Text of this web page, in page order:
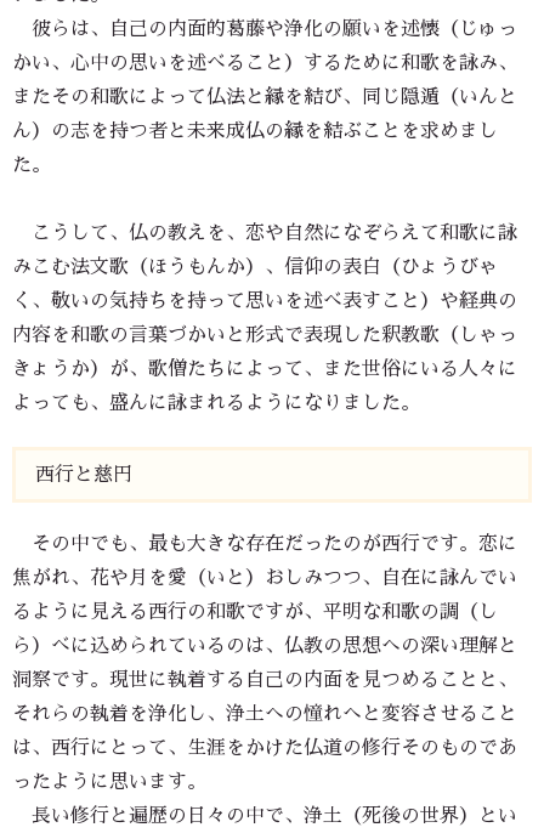
彼らは、自己の内面的葛藤や浄化の願いを述懐（じゅっ
かい、心中の思いを述べること）するために和歌を詠み、
またその和歌によって仏法と縁を結び、同じ隠遁（いんと
ん）の志を持つ者と未来成仏の縁を結ぶことを求めまし
た。
こうして、仏の教えを、恋や自然になぞらえて和歌に詠
みこむ法文歌（ほうもんか）、信仰の表白（ひょうびゃ
く、敬いの気持ちを持って思いを述べ表すこと）や経典の
内容を和歌の言葉づかいと形式で表現した釈教歌（しゃっ
きょうか）が、歌僧たちによって、また世俗にいる人々に
よっても、盛んに詠まれるようになりました。
西行と慈円
その中でも、最も大きな存在だったのが西行です。恋に
焦がれ、花や月を愛（いと）おしみつつ、自在に詠んでい
るように見える西行の和歌ですが、平明な和歌の調（し
ら）べに込められているのは、仏教の思想への深い理解と
洞察です。現世に執着する自己の内面を見つめることと、
それらの執着を浄化し、浄土への憧れへと変容させること
は、西行にとって、生涯をかけた仏道の修行そのものであ
ったように思います。
長い修行と遍歴の日々の中で、浄土（死後の世界）とい